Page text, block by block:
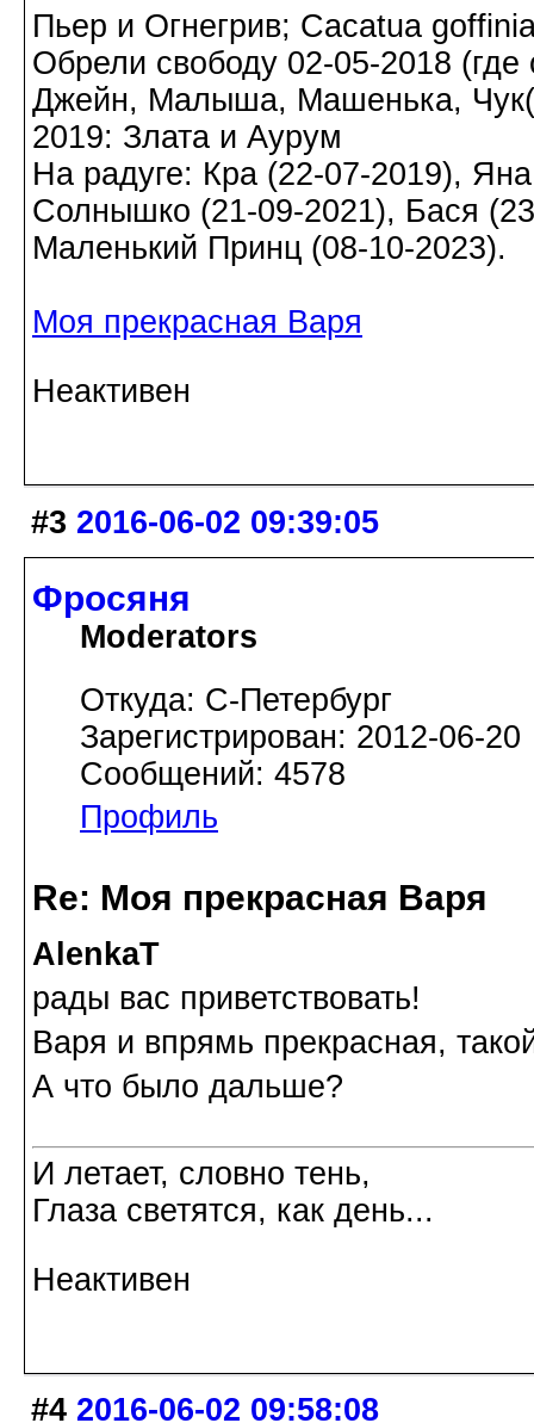
Пьер и Огнегрив; Cacatua
Обрели свободу 02-05-2018
Джейн, Малыша, Машенька,
2019: Злата и Аурум
На радуге: Кра (22-07-2019),
Солнышко (21-09-2021), Бася
Маленький Принц (08-10-2023).
Моя прекрасная Варя
Неактивен
#3 2016-06-02 09:39:05
Фросяня
Moderators
Откуда: С-Петербург
Зарегистрирован: 2012-06-20
Сообщений: 4578
Профиль
Re: Моя прекрасная Варя
AlenkaT
рады вас приветствовать!
Варя и впрямь прекрасная,
А что было дальше?
И летает, словно тень,
Глаза светятся, как день...
Неактивен
#4 2016-06-02 09:58:08